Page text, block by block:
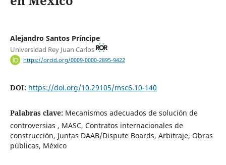
Alejandro Santos Príncipe
Universidad Rey Juan Carlos
https://orcid.org/0009-0000-2895-9422
DOI: https://doi.org/10.29105/msc6.10-140
Palabras clave: Mecanismos adecuados de solución de
controversias , MASC, Contratos internacionales de
construcción, Juntas DAAB/Dispute Boards, Arbitraje, Obras
públicas, México